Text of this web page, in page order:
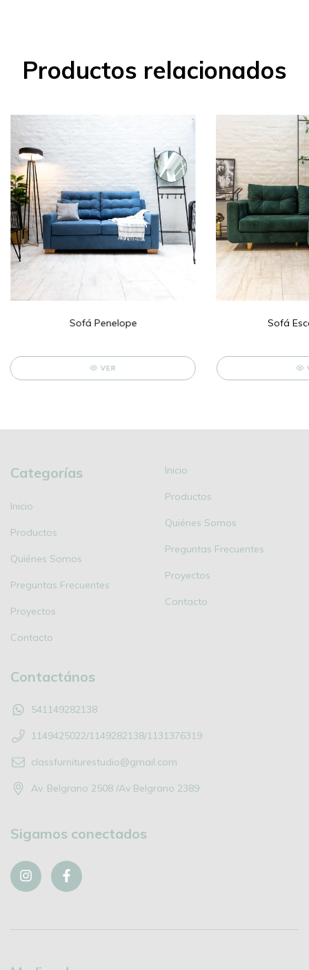
Productos relacionados
Sofá Penelope
VER
Sofá
Categorías
Inicio
Productos
Quiénes Somos
Preguntas Frecuentes
Proyectos
Contacto
Inicio
Productos
Quiénes Somos
Preguntas Frecuentes
Proyectos
Contacto
Contactános
541149282138
1149425022/1149282138/1131376319
classfurniturestudio@gmail.com
Av. Belgrano 2508 /Av Belgrano 2389
Sigamos conectados